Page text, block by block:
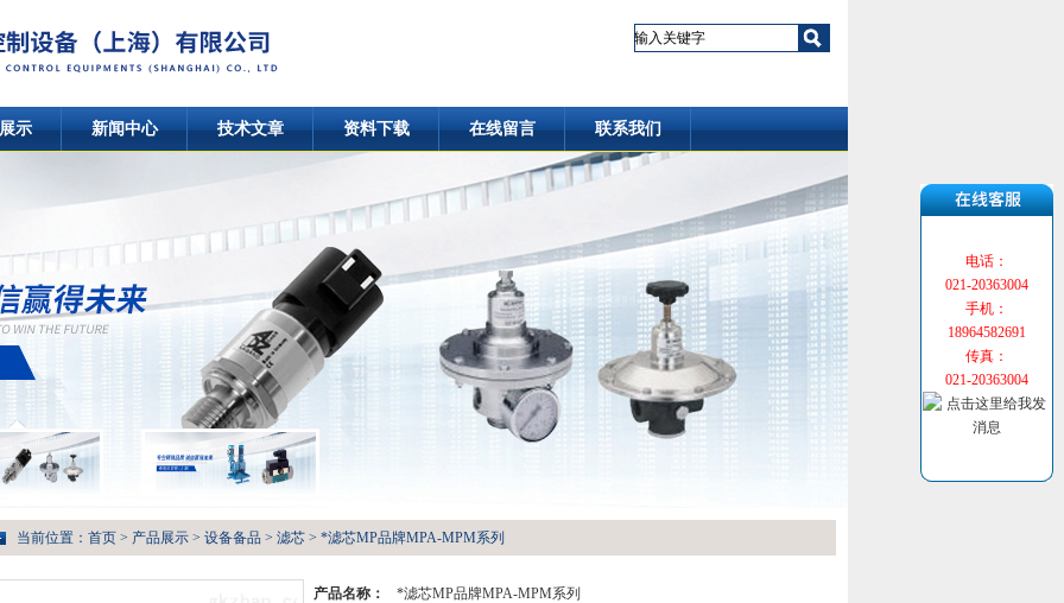
示 新闻中心 技术文章 资料下载 在线留言 联系我们
当前位置： 首页 > 产品展示 > 设备备品 > 滤芯 > *滤芯MP品牌MPA-MPM系列
产品名称： *滤芯MP品牌MPA-MPM系列
电话：
021-20363004
手机：
18964582691
传真：
021-20363004